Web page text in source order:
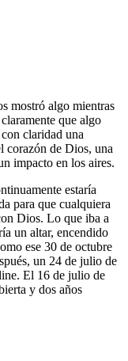
mostró algo mientras
que algo
claridad una
corazón de Dios, una
impacto en los aires.
estaría
para que cualquiera
Dios. Lo que iba a
un altar, encendido
ese 30 de octubre
un 24 de julio de
El 16 de julio de
y dos años